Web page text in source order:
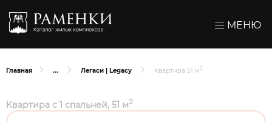
МЕНЮ
Главная Легаси | Legacy Квартира 51 м 2
Квартира с 1 спальней, 51 м2